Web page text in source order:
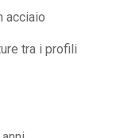
acciaio
tra i profili